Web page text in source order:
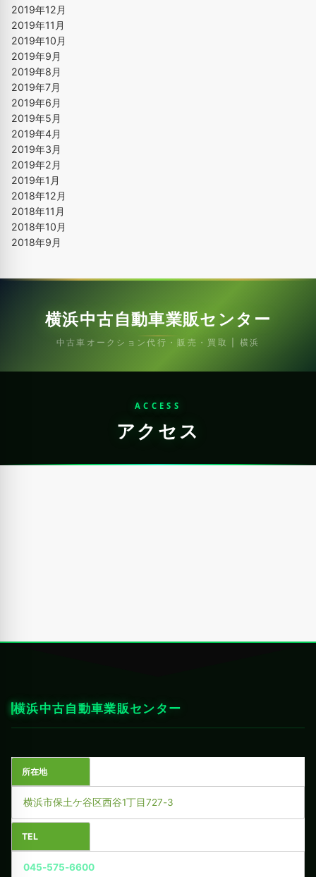
2019年12月
2019年11月
2019年10月
2019年9月
2019年8月
2019年7月
2019年6月
2019年5月
2019年4月
2019年3月
2019年2月
2019年1月
2018年12月
2018年11月
2018年10月
2018年9月
横浜中古自動車業販センター
中古車オークション代行・販売・買取 | 横浜
ACCESS
アクセス
横浜中古自動車業販センター
所在地
横浜市保土ケ谷区西谷1丁目727-3
TEL
045-575-6600